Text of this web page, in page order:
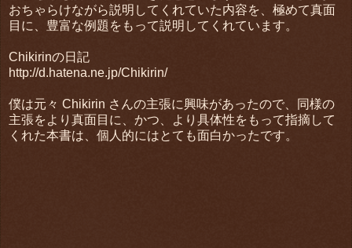
おちゃらけながら説明してくれていた内容を、極めて真面
目に、豊富な例題をもって説明してくれています。
Chikirinの日記
http://d.hatena.ne.jp/Chikirin/
僕は元々 Chikirin さんの主張に興味があったので、同様の
主張をより真面目に、かつ、より具体性をもって指摘して
くれた本書は、個人的にはとても面白かったです。